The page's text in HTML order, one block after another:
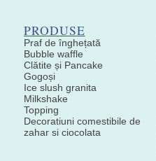
PRODUSE
Praf de înghețată
Bubble waffle
Clătite și Pancake
Gogoși
Ice slush granita
Milkshake
Topping
Decoratiuni comestibile de
zahar si ciocolata